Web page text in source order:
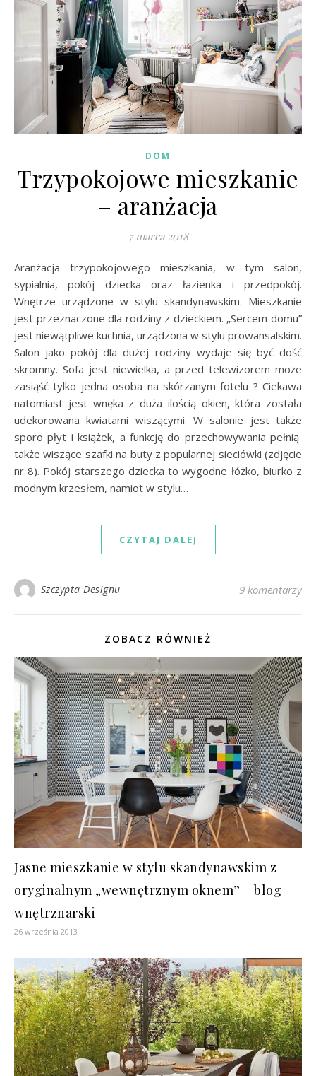
DOM
Trzypokojowe mieszkanie
– aranżacja
7 marca 2018
Aranżacja trzypokojowego mieszkania, w tym salon,
sypialnia, pokój dziecka oraz łazienka i przedpokój.
Wnętrze urządzone w stylu skandynawskim. Mieszkanie
jest przeznaczone dla rodziny z dzieckiem. „Sercem domu”
jest niewątpliwe kuchnia, urządzona w stylu prowansalskim.
Salon jako pokój dla dużej rodziny wydaje się być dość
skromny. Sofa jest niewielka, a przed telewizorem może
zasiąść tylko jedna osoba na skórzanym fotelu ? Ciekawa
natomiast jest wnęka z duża ilością okien, która została
udekorowana kwiatami wiszącymi. W salonie jest także
sporo płyt i książek, a funkcję do przechowywania pełnią
także wiszące szafki na buty z popularnej sieciówki (zdjęcie
nr 8). Pokój starszego dziecka to wygodne łóżko, biurko z
modnym krzesłem, namiot w stylu…
CZYTAJ DALEJ
Szczypta Designu 9 komentarzy
ZOBACZ RÓWNIEŻ
Jasne mieszkanie w stylu skandynawskim z
oryginalnym „wewnętrznym oknem” – blog
wnętrznarski
26 września 2013